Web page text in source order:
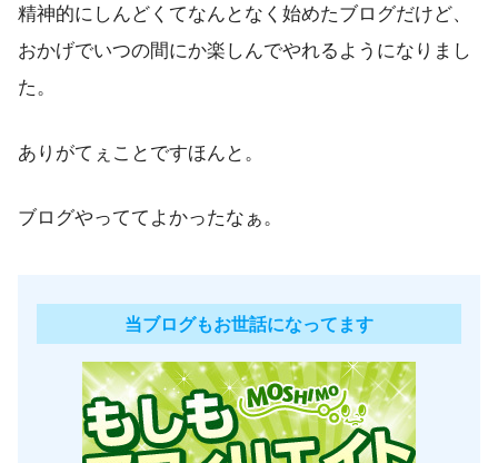
精神的にしんどくてなんとなく始めたブログだけど、
おかげでいつの間にか楽しんでやれるようになりまし
た。
ありがてぇことですほんと。
ブログやっててよかったなぁ。
当ブログもお世話になってます